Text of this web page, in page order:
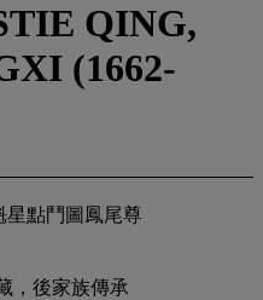
QING,
(1662-
星點鬥圖鳳尾尊
，後家族傳承